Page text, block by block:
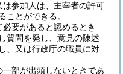
参加人は、主宰者の許可
ことができる。
要があると認めるとき
質問を発し、意見の陳述
、又は行政庁の職員に対
部が出頭しないときであ